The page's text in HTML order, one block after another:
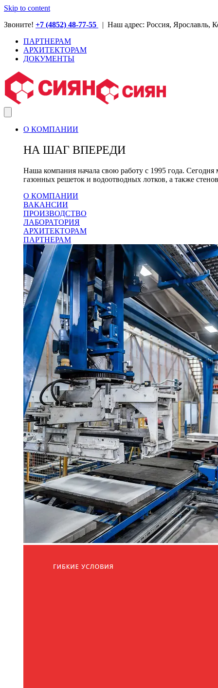
Skip to content
Звоните! +7 (4852) 48-77-55
| Наш адрес: Россия, Ярославль,
ПАРТНЕРАМ
АРХИТЕКТОРАМ
ДОКУМЕНТЫ
О КОМПАНИИ
НА ШАГ ВПЕРЕДИ
Наша компания начала свою работу с 1995 года.
газонных решеток и водоотводных лотков, а также
О КОМПАНИИ
ВАКАНСИИ
ПРОИЗВОДСТВО
ЛАБОРАТОРИЯ
АРХИТЕКТОРАМ
ПАРТНЕРАМ